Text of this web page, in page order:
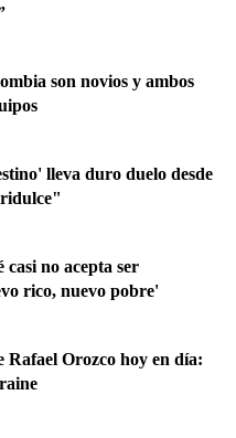
son novios y ambos
lleva duro duelo desde
no acepta ser
rico, nuevo pobre'
Rafael Orozco hoy en día: